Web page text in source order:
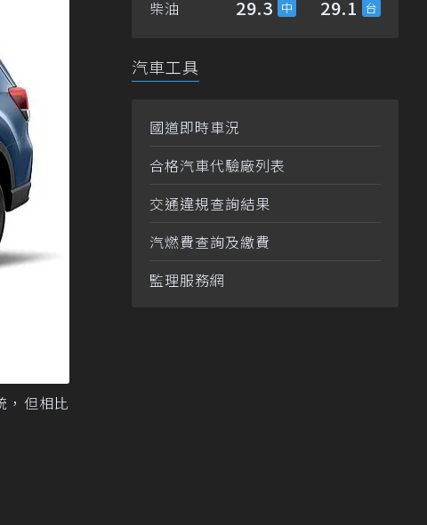
，但相比
柴油 29.3 29.1
汽車工具
國道即時車況
合格汽車代驗廠列表
交通違規查詢結果
汽燃費查詢及繳費
監理服務網